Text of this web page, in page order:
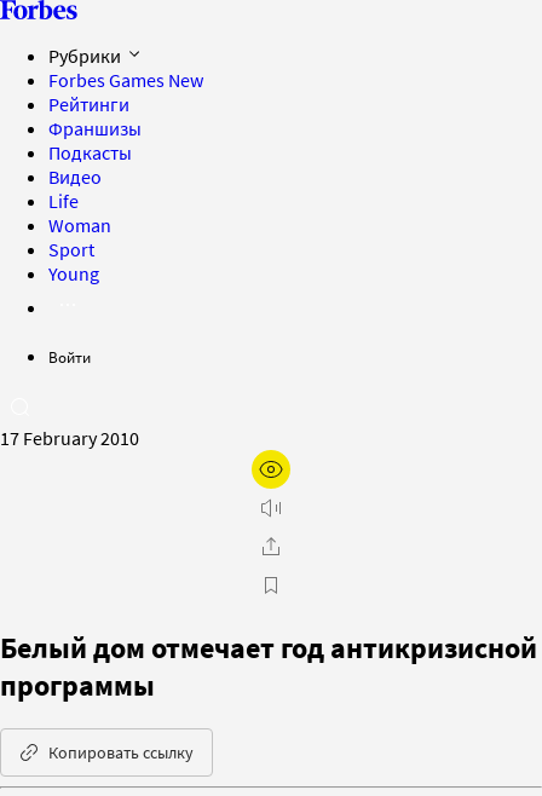
Рубрики
Forbes Games New
Рейтинги
Франшизы
Подкасты
Видео
Life
Woman
Sport
Young
Войти
17 February 2010
Белый дом отмечает год антикризисной
программы
Копировать ссылку